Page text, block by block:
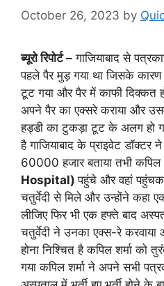
October 26, 2023 by
ब्यूरो रिपोर्ट – गाजियाबाद से
पहले पैर मुड़ गया था जिसके
टूट गया और पैर में काफी दिक्कत
अपने पैर का एक्सरे कराया और
हड्डी का टुकड़ा टूट के अलग हो
है गाजियाबाद के प्राइवेट
60000 हजार बताया तभी कपिल
Hospital)पहुंचे और वहां
चतुर्वेदी से मिले और उन्होंने कहा
लीजिए फिर भी एक हफ्ते बाद
चतुर्वेदी ने उनका एक्स-रे
होना निश्चित है कपिल शर्मा को
गया कपिल शर्मा ने अपने सभी